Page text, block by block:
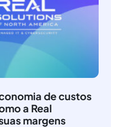
de custos
a Real
margens